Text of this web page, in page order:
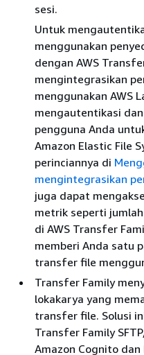
sesi.
Untuk
menggunakan
dengan AWS
mengintegrasikan
menggunakan AWS
mengautentikasi
pengguna Anda
Amazon Elastic File
perinciannya di
mengintegrasikan
juga dapat
metrik seperti
di AWS Transfer
memberi Anda satu
transfer file
Transfer Family
lokakarya yang
transfer file. Solusi
Transfer Family
Amazon Cognito